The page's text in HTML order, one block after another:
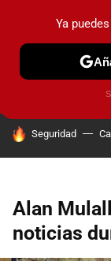
PRUEBAS
HOY SE HABLA
Seguridad
Alan
noticias
Ya